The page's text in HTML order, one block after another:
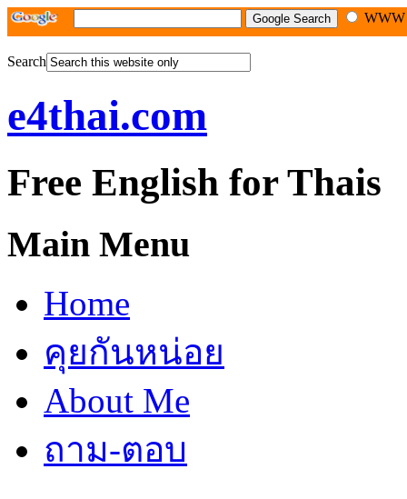
Search
e4thai.com
Free English for Thais
Main Menu
Home
คุยกันหน่อย
About Me
ถาม-ตอบ